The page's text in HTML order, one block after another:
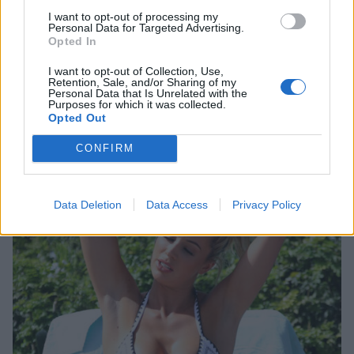
I want to opt-out of processing my
Personal Data for Targeted Advertising.
Opted In
I want to opt-out of Collection, Use,
Retention, Sale, and/or Sharing of my
Personal Data that Is Unrelated with the
Purposes for which it was collected.
Opted Out
CONFIRM
Data Deletion Data Access Privacy Policy
6.3.2020, 13:20
Bikinikaunotar iski trollaajalle
takaisin – vertasi huuliaan
takapuoleen